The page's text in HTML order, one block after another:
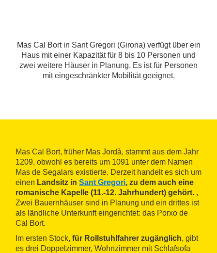
Mas Cal Bort in Sant Gregori (Girona) verfügt über ein
Haus mit einer Kapazität für 8 bis 10 Personen und
zwei weitere Häuser in Planung. Es ist für Personen
mit eingeschränkter Mobilität geeignet.
Mas Cal Bort, früher Mas Jordà, stammt aus dem Jahr
1209, obwohl es bereits um 1091 unter dem Namen
Mas de Segalars existierte. Derzeit handelt es sich um
einen Landsitz in Sant Gregori, zu dem auch eine
romanische Kapelle (11.-12. Jahrhundert) gehört. ,
Zwei Bauernhäuser sind in Planung und ein drittes ist
als ländliche Unterkunft eingerichtet: das Porxo de
Cal Bort.
Im ersten Stock, für Rollstuhlfahrer zugänglich, gibt
es drei Doppelzimmer, Wohnzimmer mit Schlafsofa